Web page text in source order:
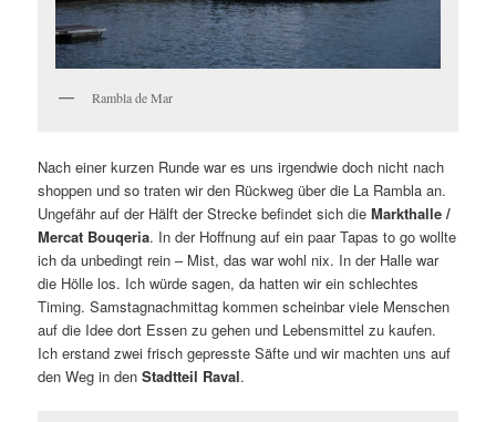
Rambla de Mar
Nach einer kurzen Runde war es uns irgendwie doch nicht nach
shoppen und so traten wir den Rückweg über die La Rambla an.
Ungefähr auf der Hälft der Strecke befindet sich dieMarkthalle /
Mercat Bouqeria. In der Hoffnung auf ein paar Tapas to go wollte
ich da unbedingt rein – Mist, das war wohl nix. In der Halle war
die Hölle los. Ich würde sagen, da hatten wir ein schlechtes
Timing. Samstagnachmittag kommen scheinbar viele Menschen
auf die Idee dort Essen zu gehen und Lebensmittel zu kaufen.
Ich erstand zwei frisch gepresste Säfte und wir machten uns auf
den Weg in denStadtteil Raval.